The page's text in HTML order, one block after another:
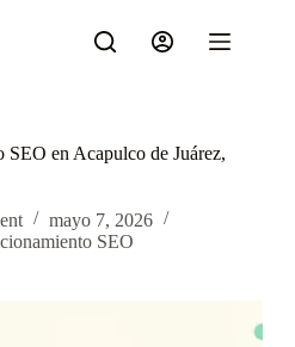
en Acapulco de Juárez,
mayo 7, 2026
SEO